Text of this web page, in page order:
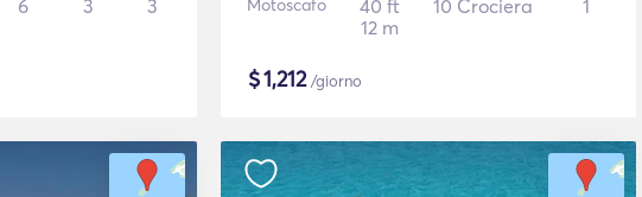
6 3 3 Motoscafo
40 ft
12 m
10 Crociera 1
$1,212/giorno